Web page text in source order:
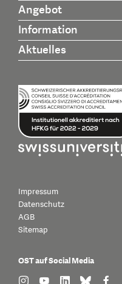
Angebot
Information
Aktuelles
Impressum
Datenschutz
AGB
Sitemap
OST auf Social Media